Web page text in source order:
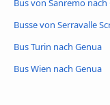
Bus von Sanremo nach
Busse von Serravalle
Bus Turin nach Genua
Bus Wien nach Genua